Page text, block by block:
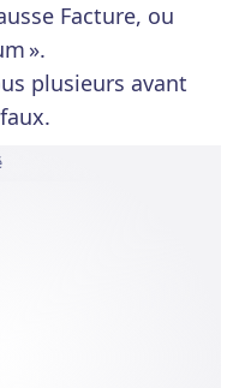
Facture, ou
».
plusieurs avant